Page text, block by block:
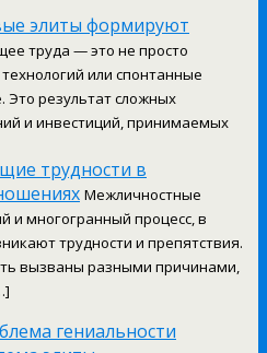
элиты формируют
труда — это не просто
или спонтанные
результат сложных
и инвестиций, принимаемых
трудности в
Межличностные
и многогранный процесс, в
трудности и препятствия.
вызваны разными причинами,
гениальности